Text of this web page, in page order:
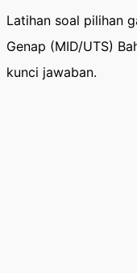
Latihan soal pilihan
Genap (MID/UTS)
kunci jawaban.